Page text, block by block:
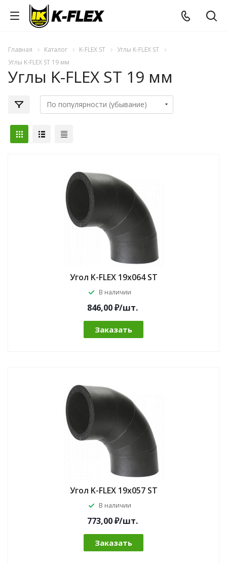
Главная Каталог K-FLEX ST
Углы K-FLEX ST
Углы K-FLEX ST 19 мм
Углы K-FLEX ST 19 мм
Угол K-FLEX 19x064 ST
В наличии
846,00 ₽/шт.
Заказать
Угол K-FLEX 19x057 ST
В наличии
773,00 ₽/шт.
Заказать